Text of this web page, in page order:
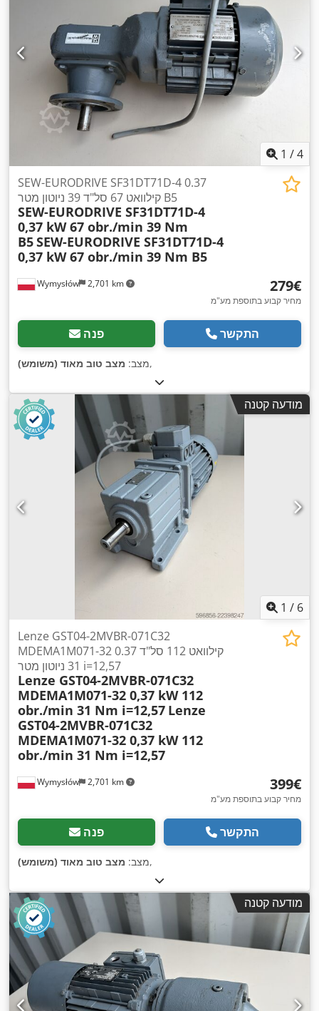
1 /4
Wymysłów 2,701 km
SEW-EURODRIVE SF31DT71D-4 0.37
קילוואט 67 סל"ד 39 ניוטון מטר B5
SEW-EURODRIVE SF31DT71D-4
0,37 kW 67 obr./min 39 Nm
B5SEW-EURODRIVE SF31DT71D-4
0,37 kW 67 obr./min 39 Nm B5
‏279 ‏€
מחיר קבוע בתוספת מע"מ
פנה התקשר
מצב: מצב טוב מאוד (משומש) ,
מודעה קטנה
1 / 6
Wymysłów 2,701 km
Lenze GST04-2MVBR-071C32
MDEMA1M071-32 0.37 קילוואט 112 סל"ד
31 ניוטון מטר i=12,57
Lenze GST04-2MVBR-071C32
MDEMA1M071-32 0,37 kW 112
obr./min 31 Nm i=12,57 Lenze
GST04-2MVBR-071C32
MDEMA1M071-32 0,37 kW 112
obr./min 31 Nm i=12,57
‏399 ‏€
מחיר קבוע בתוספת מע"מ
פנה התקשר
מצב: מצב טוב מאוד (משומש) ,
מודעה קטנה